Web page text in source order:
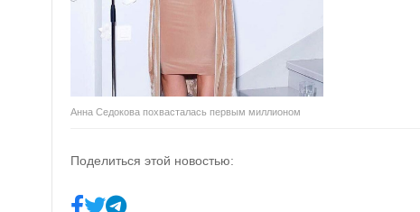
Анна Седокова похвасталась первым миллионом
Поделиться этой новостью: